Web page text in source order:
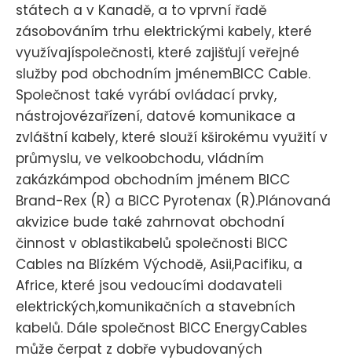
státech a v Kanadě, a to vprvní řadě
zásobováním trhu elektrickými kabely, které
využívajíspolečnosti, které zajišťují veřejné
služby pod obchodním jménemBICC Cable.
Společnost také vyrábí ovládací prvky,
nástrojovézařízení, datové komunikace a
zvláštní kabely, které slouží kširokému využití v
průmyslu, ve velkoobchodu, vládním
zakázkámpod obchodním jménem BICC
Brand-Rex (R) a BICC Pyrotenax (R).Plánovaná
akvizice bude také zahrnovat obchodní
činnost v oblastikabelů společnosti BICC
Cables na Blízkém Východě, Asii,Pacifiku, a
Africe, které jsou vedoucími dodavateli
elektrických,komunikačních a stavebních
kabelů. Dále společnost BICC EnergyCables
může čerpat z dobře vybudovaných